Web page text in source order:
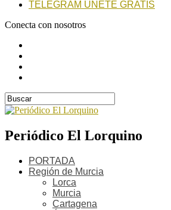
TELEGRAM ÚNETE GRATIS
Conecta con nosotros
Periódico El Lorquino
PORTADA
Región de Murcia
Lorca
Murcia
Cartagena